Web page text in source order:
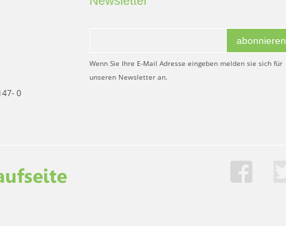
0
abonnieren
Wenn Sie Ihre E-Mail Adresse eingeben melden sie sich für
unseren Newsletter an.